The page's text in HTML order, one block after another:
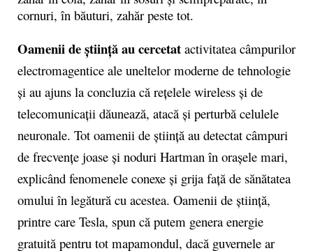
cornuri, în băuturi, zahăr peste tot.
Oamenii de știință au cercetat activitatea câmpurilor
electromagentice ale uneltelor moderne de tehnologie
și au ajuns la concluzia că rețelele wireless și de
telecomunicații dăunează, atacă și perturbă celulele
neuronale. Tot oamenii de știință au detectat câmpuri
de frecvențe joase și noduri Hartman în orașele mari,
explicând fenomenele conexe și grija față de sănătatea
omului în legătură cu acestea. Oamenii de știință,
printre care Tesla, spun că putem genera energie
gratuită pentru tot mapamondul, dacă guvernele ar